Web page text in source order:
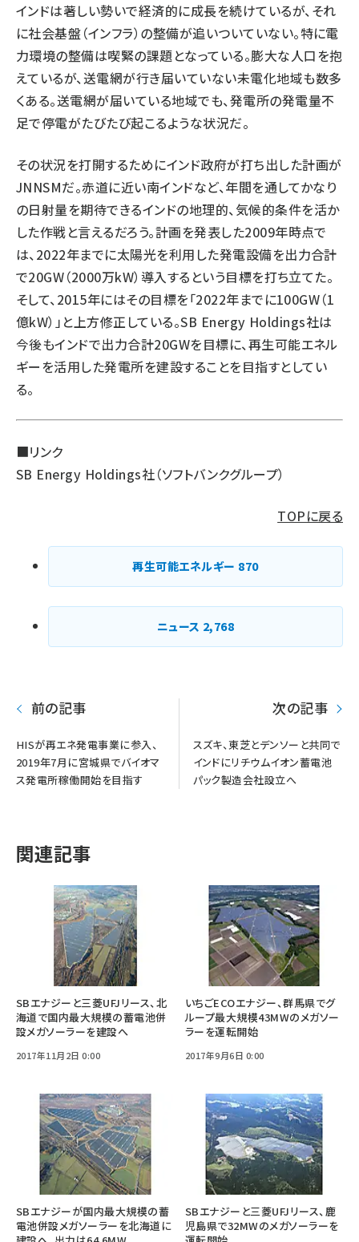
インドは著しい勢いで経済的に成長を続けているが、それ
に社会基盤（インフラ）の整備が追いついていない。特に電
力環境の整備は喫緊の課題となっている。膨大な人口を抱
えているが、送電網が行き届いていない未電化地域も数多
くある。送電網が届いている地域でも、発電所の発電量不
足で停電がたびたび起こるような状況だ。
その状況を打開するためにインド政府が打ち出した計画が
JNNSMだ。赤道に近い南インドなど、年間を通してかなり
の日射量を期待できるインドの地理的、気候的条件を活か
した作戦と言えるだろう。計画を発表した2009年時点で
は、2022年までに太陽光を利用した発電設備を出力合計
で20GW（2000万kW）導入するという目標を打ち立てた。
そして、2015年にはその目標を「2022年までに100GW（1
億kW）」と上方修正している。SB Energy Holdings社は
今後もインドで出力合計20GWを目標に、再生可能エネル
ギーを活用した発電所を建設することを目指すとしてい
る。
■リンク
SB Energy Holdings社（ソフトバンクグループ）
TOPに戻る
再生可能エネルギー 870
ニュース 2,768
前の記事
HISが再エネ発電事業に参入、
2019年7月に宮城県でバイオマ
ス発電所稼働開始を目指す
次の記事
スズキ、東芝とデンソーと共同で
インドにリチウムイオン蓄電池
パック製造会社設立へ
関連記事
SBエナジーと三菱UFJリース、北
海道で国内最大規模の蓄電池併
設メガソーラーを建設へ
2017年11月2日 0:00
いちごECOエナジー、群馬県でグ
ループ最大規模43MWのメガソー
ラーを運転開始
2017年9月6日 0:00
SBエナジーが国内最大規模の蓄
電池併設メガソーラーを北海道に
SBエナジーと三菱UFJリース、鹿
児島県で32MWのメガソーラーを